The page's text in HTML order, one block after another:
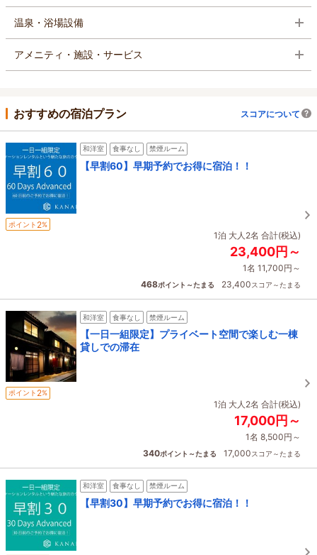
温泉・浴場設備
アメニティ・施設・サービス
おすすめの宿泊プラン スコアについて
和洋室 食事なし 禁煙ルーム
【早割60】早期予約でお得に宿泊！！
ポイント 2%
1泊 大人2名 合計(税込)
23,400円～
1名 11,700円～
468ポイント～たまる 23,400スコア～たまる
和洋室 食事なし 禁煙ルーム
【一日一組限定】プライベート空間で楽しむ一棟
貸しでの滞在
ポイント 2%
1泊 大人2名 合計(税込)
17,000円～
1名 8,500円～
340ポイント～たまる 17,000スコア～たまる
和洋室 食事なし 禁煙ルーム
【早割30】早期予約でお得に宿泊！！